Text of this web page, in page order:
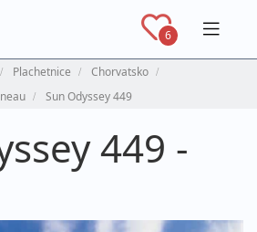
6
Plachetnice
Chorvatsko
Sun Odyssey 449
449 -